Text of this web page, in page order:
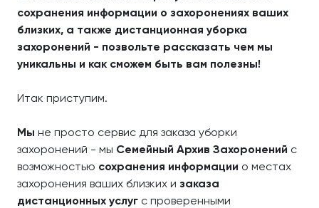
сохранения информации о захоронениях ваших
близких, а также дистанционная уборка
захоронений - позвольте рассказать чем мы
уникальны и как сможем быть вам полезны!
Итак приступим.
Мы не просто сервис для заказа уборки
захоронений - мы Семейный Архив Захоронений с
возможностью сохранения информации о местах
захоронения ваших близких и заказа
дистанционных услуг с проверенными